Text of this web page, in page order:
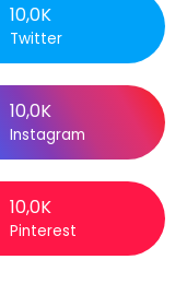
10,0K
Twitter
10,0K
Instagram
10,0K
Pinterest